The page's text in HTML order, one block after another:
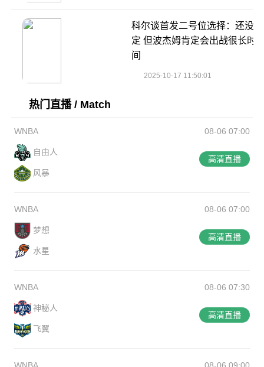
科尔谈首发二号位选择：还没确
定 但波杰姆肯定会出战很长时
间
2025-10-17 11:50:01
热门直播 / Match
WNBA 08-06 07:00
自由人
风暴
高清直播
WNBA 08-06 07:00
梦想
水星
高清直播
WNBA 08-06 07:30
神秘人
飞翼
高清直播